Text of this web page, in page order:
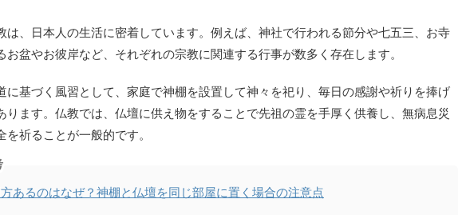
は、日本人の生活に密着しています。例えば、神社で行われる節分や七五三、お寺
お盆やお彼岸など、それぞれの宗教に関連する行事が数多く存在します。
に基づく風習として、家庭で神棚を設置して神々を祀り、毎日の感謝や祈りを捧げ
ります。仏教では、仏壇に供え物をすることで先祖の霊を手厚く供養し、無病息災
を祈ることが一般的です。
あるのはなぜ？神棚と仏壇を同じ部屋に置く場合の注意点